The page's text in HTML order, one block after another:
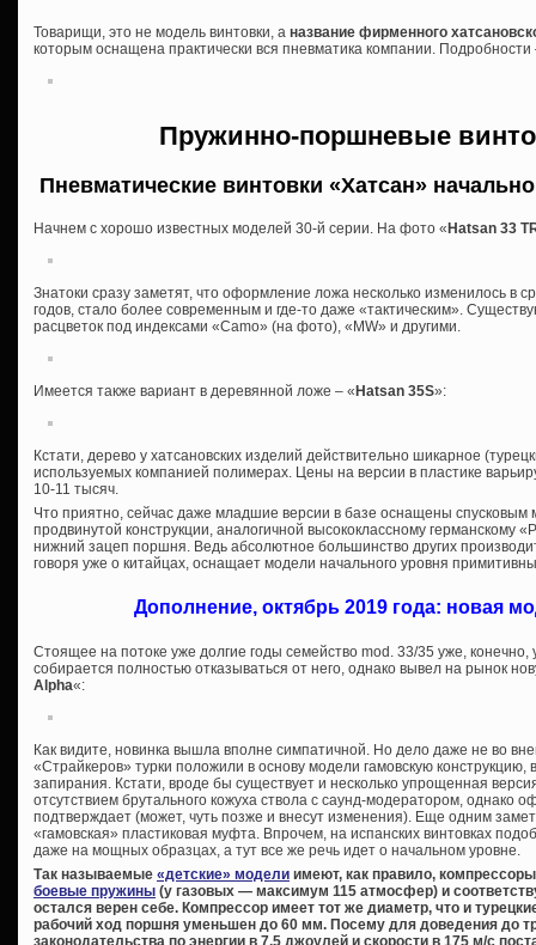
Товарищи, это не модель винтовки, а название фирменного
которым оснащена практически вся пневматика компании.
Пружинно-поршневые
Пневматические винтовки «Хатсан»
Начнем с хорошо известных моделей 30-й серии. На фото «Hatsan 33
Знатоки сразу заметят, что оформление ложа несколько изменилось в
годов, стало более современным и где-то даже «тактическим».
расцветок под индексами «Camo» (на фото), «MW» и другими.
Имеется также вариант в деревянной ложе – «Hatsan 35S»:
Кстати, дерево у хатсановских изделий действительно шикарное
используемых компанией полимерах. Цены на версии в пластике
10-11 тысяч.
Что приятно, сейчас даже младшие версии в базе оснащены
продвинутой конструкции, аналогичной высококлассному германскому
нижний зацеп поршня. Ведь абсолютное большинство других
говоря уже о китайцах, оснащает модели начального уровня
Дополнение, октябрь 2019 года: новая
Стоящее на потоке уже долгие годы семейство mod. 33/35 уже, конечно,
собирается полностью отказываться от него, однако вывел на рынок
Alpha«:
Как видите, новинка вышла вполне симпатичной. Но дело даже не во
«Страйкеров» турки положили в основу модели гамовскую конструкцию,
запирания. Кстати, вроде бы существует и несколько упрощенная
отсутствием брутального кожуха ствола с саунд-модератором, однако
подтверждает (может, чуть позже и внесут изменения). Еще одним
«гамовская» пластиковая муфта. Впрочем, на испанских винтовках
даже на мощных образцах, а тут все же речь идет о начальном уровне.
Так называемые «детские» модели имеют, как правило,
боевые пружины (у газовых — максимум 115 атмосфер) и
остался верен себе. Компрессор имеет тот же диаметр, что и
рабочий ход поршня уменьшен до 60 мм. Посему для доведения до